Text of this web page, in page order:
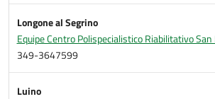
Longone al Segrino
Equipe Centro Polispecialistico Riabilitativo San
349-3647599
Luino